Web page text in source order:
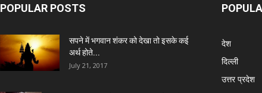
POPULAR POSTS
सपने में भगवान शंकर को देखा तो इसके कई
अर्थ होते...
July 21, 2017
देश
दिल्ली
उत्तर प्रदेश